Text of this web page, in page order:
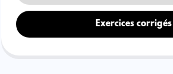
Exercices corrigés